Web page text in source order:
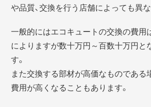
や品質、交換を行う店舗によっても異な
一般的にはエコキュートの交換の費用
によりますが数十万円～百数十万円と
す。
また交換する部材が高価なものである
費用が高くなることもあります。